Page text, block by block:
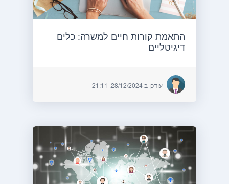
התאמת קורות חיים למשרה: כלים
דיגיטליים
עודכן ב 28/12/2024, 21:11